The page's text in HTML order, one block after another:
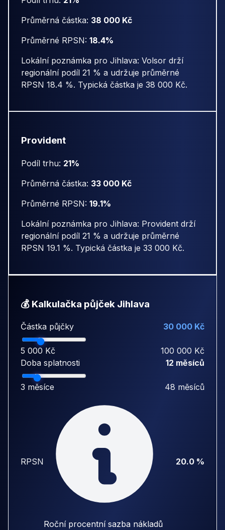
Průměrná částka: 38 000 Kč
Průměrné RPSN: 18.4%
Lokální poznámka pro Jihlava: Volsor drží
regionální podíl 21 % a udržuje průměrné
RPSN 18.4 %. Typická částka je 38 000 Kč.
Provident
Podíl trhu: 21%
Průměrná částka: 33 000 Kč
Průměrné RPSN: 19.1%
Lokální poznámka pro Jihlava: Provident drží
regionální podíl 21 % a udržuje průměrné
RPSN 19.1 %. Typická částka je 33 000 Kč.
💰 Kalkulačka půjček Jihlava
Částka půjčky 30 000 Kč
5 000 Kč
100 000 Kč
Doba splatnosti
12 měsíců
3 měsíce 48 měsíců
RPSN
Roční procentní sazba nákladů
20.0 %